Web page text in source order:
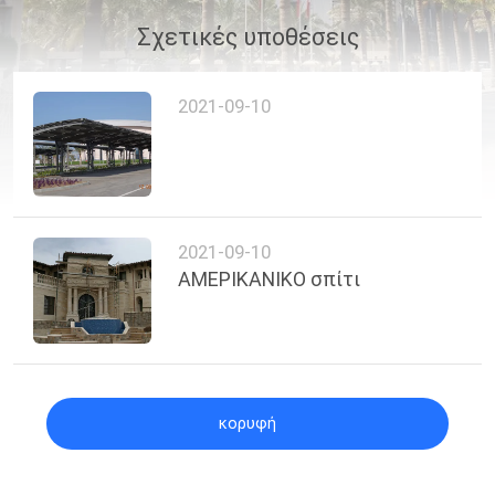
ΈΛΕΓΧΟΣ
ΜΑΣ
ΕΛΆΤΕ
ΣΕ
ΕΠΑΦΉ
ΜΕ
ΕΙΔΉΣΕΙΣ
SITEMAP
Σχετικές υποθέσεις
2021-09-10
2021-09-10
ΑΜΕΡΙΚΑΝΙΚΟ σπίτι
κορυφή